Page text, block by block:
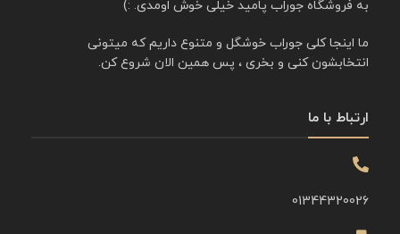
به فروشگاه جوراب پامید خیلی خوش اومدی. :)
ما اینجا کلی جوراب خوشگل و متنوع داریم که میتونی
انتخابشون کنی و بخری ، پس همین الان شروع کن.
ارتباط با ما
01344320026